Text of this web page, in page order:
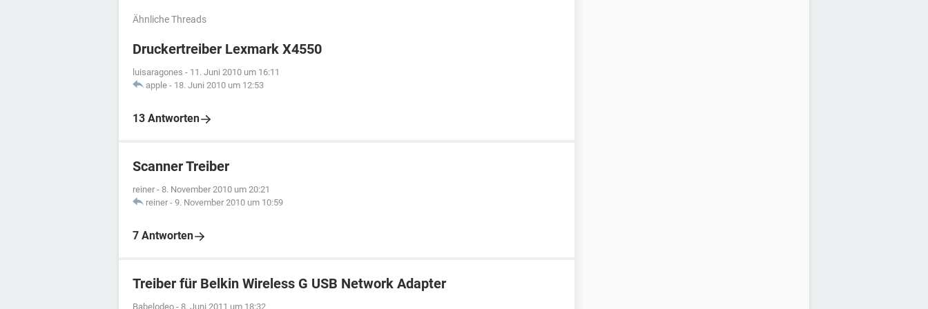
Ähnliche Threads
Druckertreiber Lexmark X4550
luisaragones - 11. Juni 2010 um 16:11
apple - 18. Juni 2010 um 12:53
13 Antworten
Scanner Treiber
reiner - 8. November 2010 um 20:21
reiner - 9. November 2010 um 10:59
7 Antworten
Treiber für Belkin Wireless G USB Network Adapter
Babelodeo - 8. Juni 2011 um 18:32